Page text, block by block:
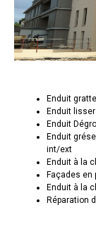
Enduit
Enduit lisser
Enduit
Enduit
int/ext
Enduit à la
Façades en
Enduit à la
Réparation